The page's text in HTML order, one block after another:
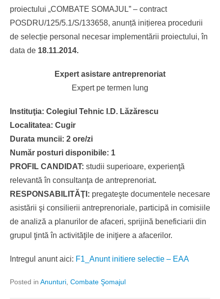
proiectului „COMBATE SOMAJUL” – contract
POSDRU/125/5.1/S/133658, anunță inițierea procedurii
de selecție personal necesar implementării proiectului, în
data de 18.11.2014.
Expert asistare antreprenoriat
Expert pe termen lung
Instituţia: Colegiul Tehnic I.D. Lăzărescu
Localitatea: Cugir
Durata muncii: 2 ore/zi
Număr posturi disponibile: 1
PROFIL CANDIDAT: studii superioare, experienţă
relevantă în consultanţa de antreprenoriat.
RESPONSABILITĂŢI: pregateşte documentele necesare
asistării şi consilierii antreprenoriale, participă in comisiile
de analiză a planurilor de afaceri, sprijină beneficiarii din
grupul ţintă în activităţile de iniţiere a afacerilor.
Intregul anunt aici: F1_Anunt initiere selectie – EAA
Posted in Anunturi Combate Şomajul